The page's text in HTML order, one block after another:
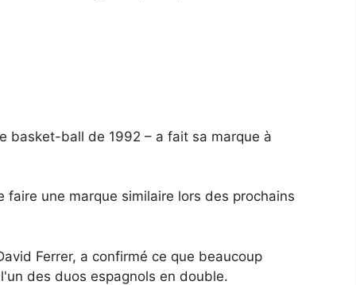
basket-ball de 1992 – a fait sa marque à
une marque similaire lors des prochains
Ferrer, a confirmé ce que beaucoup
des duos espagnols en double.